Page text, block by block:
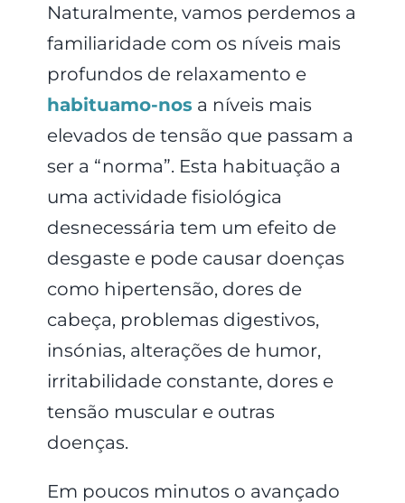
Naturalmente, vamos perdemos a
familiaridade com os níveis mais
profundos de relaxamento e
habituamo-nos a níveis mais
elevados de tensão que passam a
ser a “norma”. Esta habituação a
uma actividade fisiológica
desnecessária tem um efeito de
desgaste e pode causar doenças
como hipertensão, dores de
cabeça, problemas digestivos,
insónias, alterações de humor,
irritabilidade constante, dores e
tensão muscular e outras
doenças.
Em poucos minutos o avançado